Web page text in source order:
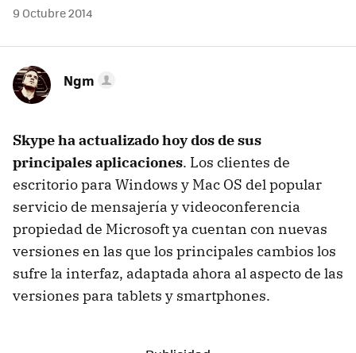
9 Octubre 2014
Ngm
Skype ha actualizado hoy dos de sus
principales aplicaciones. Los clientes de
escritorio para Windows y Mac OS del popular
servicio de mensajería y videoconferencia
propiedad de Microsoft ya cuentan con nuevas
versiones en las que los principales cambios los
sufre la interfaz, adaptada ahora al aspecto de las
versiones para tablets y smartphones.